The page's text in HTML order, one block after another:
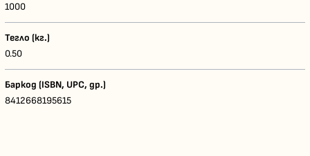
1000
Тегло (кг.)
0.50
Баркод (ISBN, UPC, др.)
8412668195615